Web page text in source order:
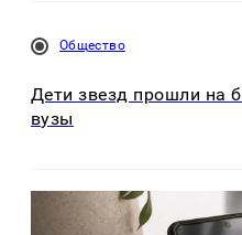
Общество
Дети звезд прошли на
вузы